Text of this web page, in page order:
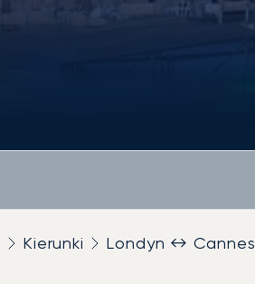
Kierunki Londyn ↔ Cannes